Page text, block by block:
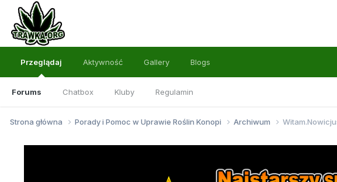
Przeglądaj
Forums Chatbox Kluby Regulamin
Aktywność Gallery Blogs
Strona główna Porady i Pomoc w Uprawie Roślin Konopi Archiwum